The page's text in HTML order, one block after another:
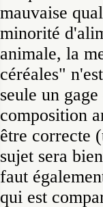
mauvaise
minorité
animale, la
céréales"
seule un
composition
être correcte
sujet sera
faut
qui est